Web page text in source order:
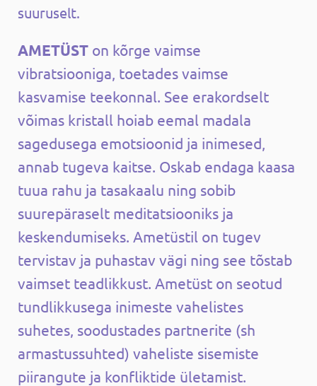
suuruselt.
AMETÜST on kõrge vaimse
vibratsiooniga, toetades vaimse
kasvamise teekonnal. See erakordselt
võimas kristall hoiab eemal madala
sagedusega emotsioonid ja inimesed,
annab tugeva kaitse. Oskab endaga kaasa
tuua rahu ja tasakaalu ning sobib
suurepäraselt meditatsiooniks ja
keskendumiseks. Ametüstil on tugev
tervistav ja puhastav vägi ning see tõstab
vaimset teadlikkust. Ametüst on seotud
tundlikkusega inimeste vahelistes
suhetes, soodustades partnerite (sh
armastussuhted) vaheliste sisemiste
piirangute ja konfliktide ületamist.